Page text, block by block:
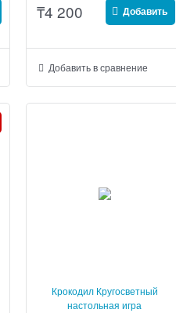
₸4 200 Добавить
Добавить в сравнение
Крокодил Кругосветный
настольная игра